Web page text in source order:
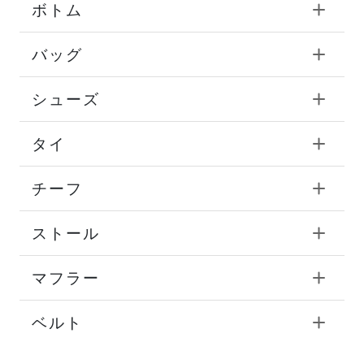
ボトム
バッグ
シューズ
タイ
チーフ
ストール
マフラー
ベルト